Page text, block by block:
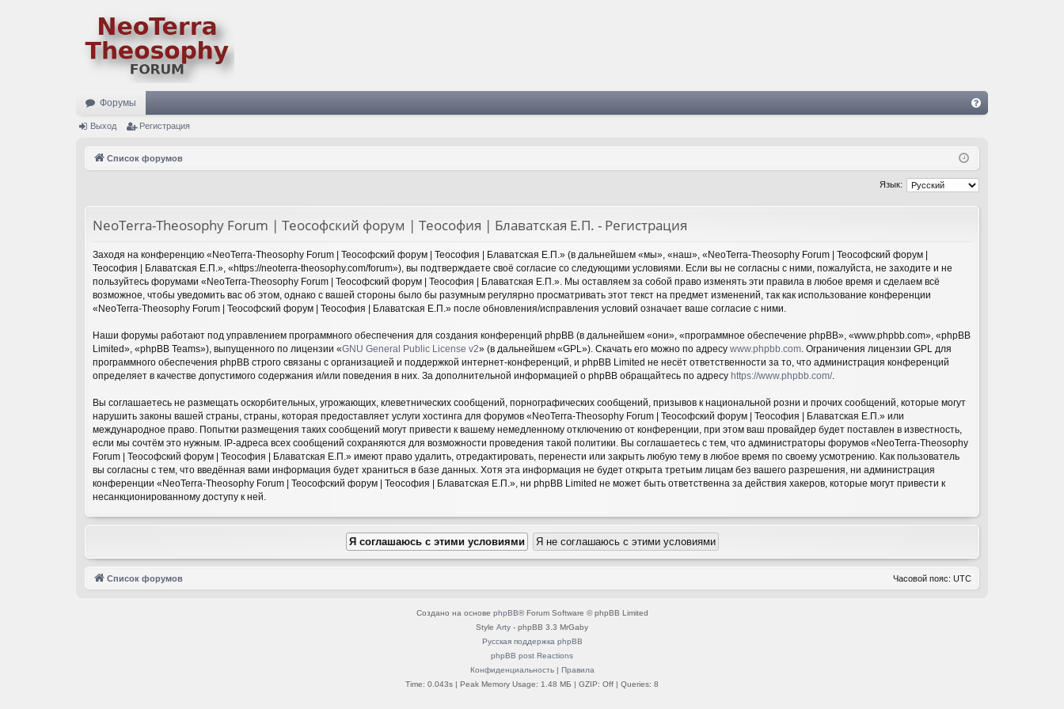
Форумы
Q
Выход Регистрация
Список форумов
Язык:
NeoTerra-Theosophy Forum | Теософский форум | Теософия | Блаватская Е.П. - Регистрация
Заходя на конференцию «NeoTerra-Theosophy Forum | Теософский форум | Теософия | Блаватская Е.П.» (в дальнейшем «мы», «наш», «NeoTerra-Theosophy Forum | Теософский форум |
Теософия | Блаватская Е.П.», «https://neoterra-theosophy.com/forum»), вы подтверждаете своё согласие со следующими условиями. Если вы не согласны с ними, пожалуйста, не заходите и не
пользуйтесь форумами «NeoTerra-Theosophy Forum | Теософский форум | Теософия | Блаватская Е.П.». Мы оставляем за собой право изменять эти правила в любое время и сделаем всё
возможное, чтобы уведомить вас об этом, однако с вашей стороны было бы разумным регулярно просматривать этот текст на предмет изменений, так как использование конференции
«NeoTerra-Theosophy Forum | Теософский форум | Теософия | Блаватская Е.П.» после обновления/исправления условий означает ваше согласие с ними.
Наши форумы работают под управлением программного обеспечения для создания конференций phpBB (в дальнейшем «они», «программное обеспечение phpBB», «www.phpbb.com», «phpBB
Limited», «phpBB Teams»), выпущенного по лицензии «GNU General Public License v2» (в дальнейшем «GPL»). Скачать его можно по адресу www.phpbb.com. Ограничения лицензии GPL для
программного обеспечения phpBB строго связаны с организацией и поддержкой интернет-конференций, и phpBB Limited не несёт ответственности за то, что администрация конференций
определяет в качестве допустимого содержания и/или поведения в них. За дополнительной информацией о phpBB обращайтесь по адресу https://www.phpbb.com/.
Вы соглашаетесь не размещать оскорбительных, угрожающих, клеветнических сообщений, порнографических сообщений, призывов к национальной розни и прочих сообщений, которые могут
нарушить законы вашей страны, страны, которая предоставляет услуги хостинга для форумов «NeoTerra-Theosophy Forum | Теософский форум | Теософия | Блаватская Е.П.» или
международное право. Попытки размещения таких сообщений могут привести к вашему немедленному отключению от конференции, при этом ваш провайдер будет поставлен в известность,
если мы сочтём это нужным. IP-адреса всех сообщений сохраняются для возможности проведения такой политики. Вы соглашаетесь с тем, что администраторы форумов «NeoTerra-Theosophy
Forum | Теософский форум | Теософия | Блаватская Е.П.» имеют право удалить, отредактировать, перенести или закрыть любую тему в любое время по своему усмотрению. Как пользователь
вы согласны с тем, что введённая вами информация будет храниться в базе данных. Хотя эта информация не будет открыта третьим лицам без вашего разрешения, ни администрация
конференции «NeoTerra-Theosophy Forum | Теософский форум | Теософия | Блаватская Е.П.», ни phpBB Limited не может быть ответственна за действия хакеров, которые могут привести к
несанкционированному доступу к ней.
Список форумов Часовой пояс: UTC
Создано на основе phpBB® Forum Software © phpBB Limited
Style Arty - phpBB 3.3 MrGaby
Русская поддержка phpBB
phpBB post Reactions
Конфиденциальность| Правила
Time: 0.043s | Peak Memory Usage: 1.48 МБ | GZIP: Off | Queries: 8